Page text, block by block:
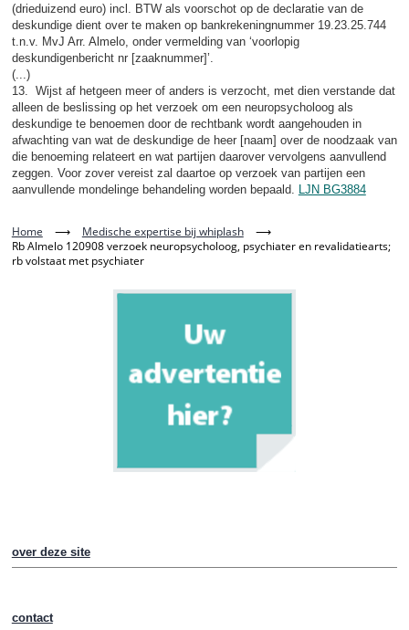
(drieduizend euro) incl. BTW als voorschot op de declaratie van de
deskundige dient over te maken op bankrekeningnummer 19.23.25.744
t.n.v. MvJ Arr. Almelo, onder vermelding van ‘voorlopig
deskundigenbericht nr [zaaknummer]’.
(...)
13. Wijst af hetgeen meer of anders is verzocht, met dien verstande dat
alleen de beslissing op het verzoek om een neuropsycholoog als
deskundige te benoemen door de rechtbank wordt aangehouden in
afwachting van wat de deskundige de heer [naam] over de noodzaak van
die benoeming relateert en wat partijen daarover vervolgens aanvullend
zeggen. Voor zover vereist zal daartoe op verzoek van partijen een
aanvullende mondelinge behandeling worden bepaald. LJN BG3884
Home ⟶ Medische expertise bij whiplash
⟶
Rb Almelo 120908 verzoek neuropsycholoog, psychiater en revalidatiearts;
rb volstaat met psychiater
over deze site
contact